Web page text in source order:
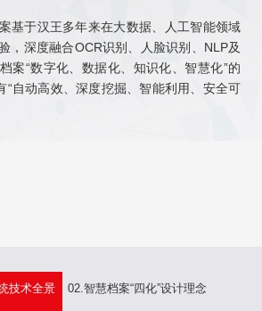
基于汉王多年来在大数据、人工智能领域
，深度融合OCR识别、人脸识别、NLP及
案“数字化、数据化、知识化、智慧化”的
“自动高效、深度挖掘、智能利用、安全可
技术全景
02.智慧档案“四化”设计理念